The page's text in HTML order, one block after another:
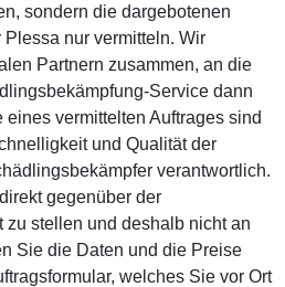
sondern die dargebotenen
nur vermitteln. Wir
Partnern zusammen, an die
Service dann
vermittelten Auftrages sind
und Qualität der
verantwortlich.
gegenüber der
zu stellen und deshalb nicht an
Sie die Daten und die Preise
welches Sie vor Ort